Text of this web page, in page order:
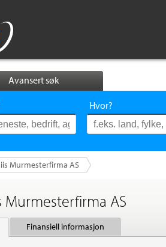
Avansert søk
Hvor?
Murmesterfirma AS
Murmesterfirma AS
Finansiell informasjon